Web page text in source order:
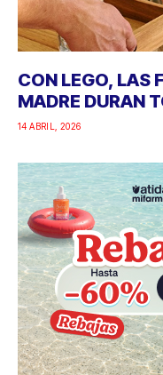
CON LEGO, LAS
MADRE DURAN
14 ABRIL, 2026